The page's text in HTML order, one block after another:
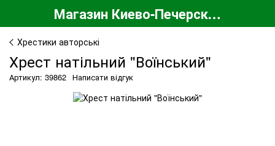
Магазин Киево-Печерской Лавры
Хрестики авторські
Хрест натільний "Воїнський"
Артикул: 39862 Написати відгук